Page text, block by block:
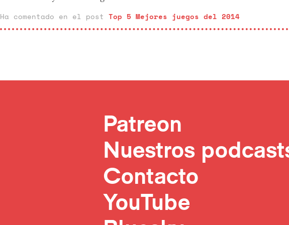
Ha comentado en el post Top 5 Mejores juegos del 2014
Patreon
Nuestros
Contacto
YouTube